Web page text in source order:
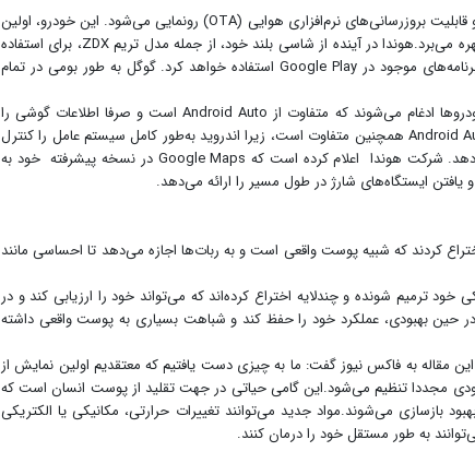
خودروی برقی بعدی آکورا ZDX ۲۰۲۴ از هوندا، با ادغام گوگل بومی و قابلیت بروزرسانی‌های نرم‌افزاری هوایی (OTA) رونمایی می‌شود. این خودرو، اولین
خودروی الکتریکی آکورا است که از برنامه‌های اندرویدی بومی نیز بهره می‌برد.هوندا در آینده از شاسی بلند خود، از جمله مدل تریم ZDX، برای استفاده
از برنامه‌هایی مانند Google Assistant و Google Maps و سایر برنامه‌های موجود در Google Play استفاده خواهد کرد. گوگل به طور بومی در تمام
امکانات گوگل برای خودروهای پشتیبانی‌شده، به‌طور مستقیم در خودروها ادغام می‌شوند که متفاوت از Android Auto است و صرفا اطلاعات گوشی را
روی صفحه اطلاعات خودرو پخش می‌کند. سیستم عامل Android Automotive همچنین متفاوت است، زیرا اندروید به‌طور کامل سیستم عامل را کنترل
می‌کند.بنابراین، گوگل در داخل خودرو تجربه‌ای متفاوت را ارائه می‌دهد. شرکت هوندا اعلام کرده است که Google Maps در نسخه پیشرفته خود به
کردند که شبیه پوست واقعی است و به ربات‌‌ها اجازه می‌دهد تا احساسی مانند
ترمیم‌ شونده و چندلایه اختراع کرده‌اند که می‌تواند خود را ارزیابی کند و در
بهبودی، عملکرد خود را حفظ کند و شباهت بسیاری به پوست واقعی داشته
مقاله به فاکس نیوز گفت: ما به چیزی دست یافتیم که معتقدیم اولین نمایش از
مجددا تنظیم می‌شود.این گامی حیاتی در جهت تقلید از پوست انسان است که
بازسازی می‌شوند.مواد جدید می‌توانند تغییرات حرارتی، مکانیکی یا الکتریکی
به طور مستقل خود را درمان کنند.